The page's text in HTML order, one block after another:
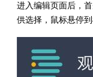
进入编辑页面后，
供选择，鼠标悬停